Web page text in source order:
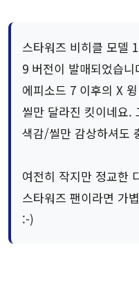
스타워즈 비히클 모델
9 버전이 발매되었습
에피소드 7 이후의 X
씰만 달라진 킷이네요.
색감/씰만 감상하셔도
여전히 작지만 정교한
스타워즈 팬이라면 가
:-)